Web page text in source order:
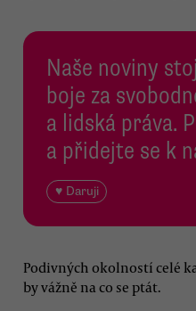
Naše noviny
boje za
a lidská práva.
a přidejte se k
♥ Daruji
Podivných okolností celé
by vážně na co se ptát.